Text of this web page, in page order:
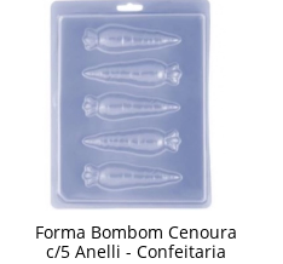
Forma Bombom Cenoura
c/5 Anelli - Confeitaria